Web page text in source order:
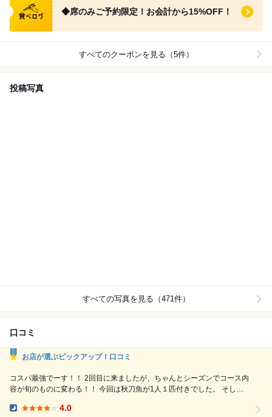
◆席のみご予約限定！お会計から15%OFF！
すべてのクーポンを見る（5件）
投稿写真
すべての写真を見る（471件）
口コミ
お店が選ぶピックアップ！口コミ
コスパ最強でーす！！ 2回目に来ましたが、ちゃんとシーズンでコース内
容が旬のものに変わる！！ 今回は秋刀魚が1人１匹付きでした。 そして
り、だともっといいなとは思いますが、この美味しさとコスパには叶いま
4.0